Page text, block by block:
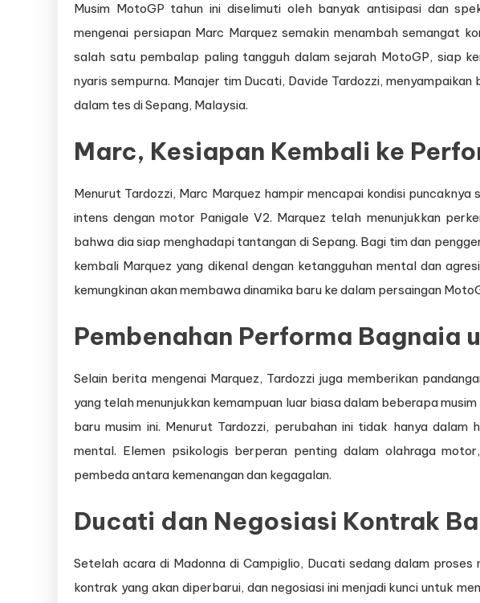
Musim MotoGP tahun ini diselimuti oleh banyak antisipasi dan
mengenai persiapan Marc Marquez semakin menambah semangat
salah satu pembalap paling tangguh dalam sejarah MotoGP, siap
nyaris sempurna. Manajer tim Ducati, Davide Tardozzi, menyampaikan
dalam tes di Sepang, Malaysia.
Marc, Kesiapan Kembali ke
Menurut Tardozzi, Marc Marquez hampir mencapai kondisi
intens dengan motor Panigale V2. Marquez telah menunjukkan
bahwa dia siap menghadapi tantangan di Sepang. Bagi tim dan
kembali Marquez yang dikenal dengan ketangguhan mental dan
kemungkinan akan membawa dinamika baru ke dalam persaingan
Pembenahan Performa Bagnaia
Selain berita mengenai Marquez, Tardozzi juga memberikan
yang telah menunjukkan kemampuan luar biasa dalam beberapa
baru musim ini. Menurut Tardozzi, perubahan ini tidak hanya
mental. Elemen psikologis berperan penting dalam olahraga
pembeda antara kemenangan dan kegagalan.
Ducati dan Negosiasi Kontrak
Setelah acara di Madonna di Campiglio, Ducati sedang dalam proses
kontrak yang akan diperbarui, dan negosiasi ini menjadi kunci untuk